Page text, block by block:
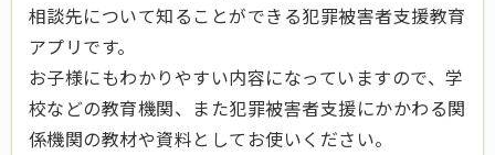
相談先について知ることができる犯罪被害者支援教育
アプリです。
お子様にもわかりやすい内容になっていますので、学
校などの教育機関、また犯罪被害者支援にかかわる関
係機関の教材や資料としてお使いください。